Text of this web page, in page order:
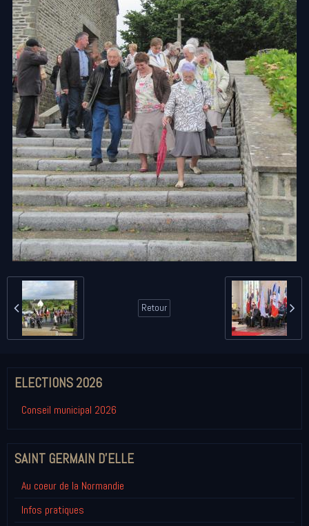
Retour
ELECTIONS 2026
Conseil municipal 2026
SAINT GERMAIN D'ELLE
Au coeur de la Normandie
Infos pratiques